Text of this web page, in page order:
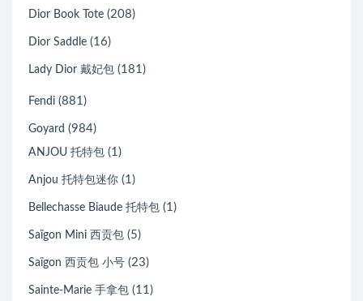
Dior Book Tote (208)
Dior Saddle (16)
Lady Dior 戴妃包 (181)
Fendi (881)
Goyard (984)
ANJOU 托特包 (1)
Anjou 托特包迷你 (1)
Bellechasse Biaude 托特包 (1)
Saïgon Mini 西贡包 (5)
Saïgon 西贡包 小号 (23)
Sainte-Marie 手拿包 (11)